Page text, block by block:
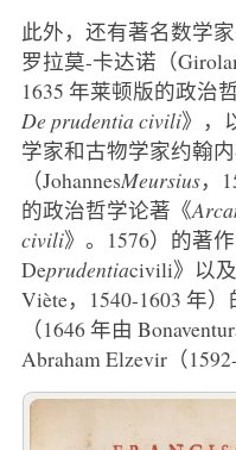
此外，还有著名数学
罗拉莫-卡达诺（
1635 年莱顿版的政治
De prudentia civili》，
学家和古物学家约翰
（JohannesMeursius，
的政治哲学论著《
civili》。1576）的著
Deprudentiacivili》以
Viète，1540-1603 年）
（1646 年由
Abraham Elzevir（